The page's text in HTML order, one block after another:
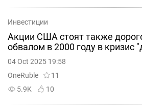
Инвестиции
Акции США стоят также
обвалом в 2000 году в кризис
04 Oct 2025 19:58
OneRuble
11
5.9K
10